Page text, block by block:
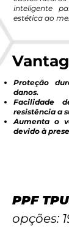
inteligente
estética ao
Proteção
danos.
Facilidade
resistência a
Aumenta o
devido à
PPF
opções: